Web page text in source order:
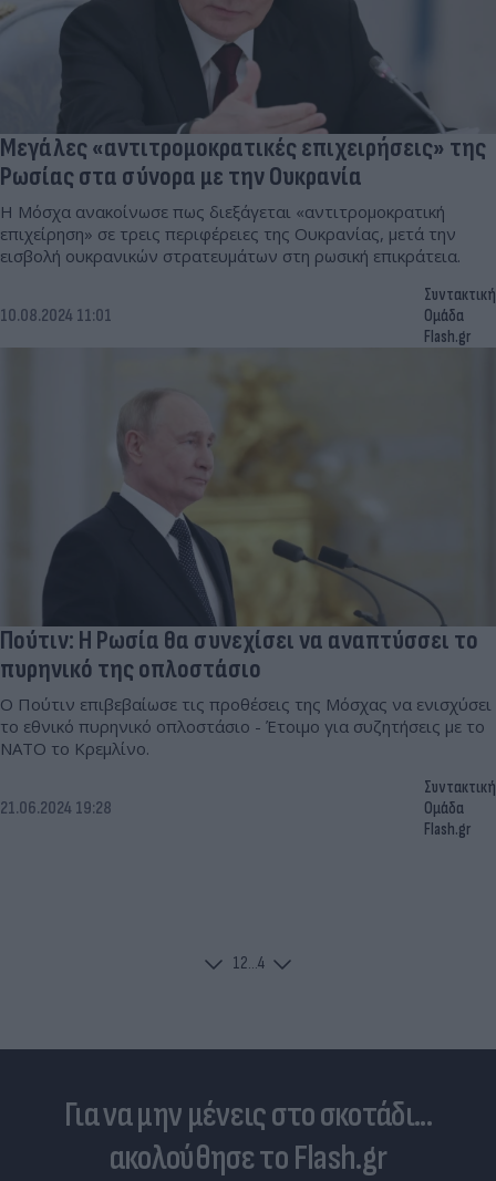
Μεγάλες «αντιτρομοκρατικές επιχειρήσεις» της
Ρωσίας στα σύνορα με την Ουκρανία
Η Μόσχα ανακοίνωσε πως διεξάγεται «αντιτρομοκρατική
επιχείρηση» σε τρεις περιφέρειες της Ουκρανίας, μετά την
εισβολή ουκρανικών στρατευμάτων στη ρωσική επικράτεια.
10.08.2024 11:01
Συντακτική
Ομάδα
Flash.gr
Πούτιν: Η Ρωσία θα συνεχίσει να αναπτύσσει το
πυρηνικό της οπλοστάσιο
Ο Πούτιν επιβεβαίωσε τις προθέσεις της Μόσχας να ενισχύσει
το εθνικό πυρηνικό οπλοστάσιο - Έτοιμο για συζητήσεις με το
NATO το Κρεμλίνο.
21.06.2024 19:28
Συντακτική
Ομάδα
Flash.gr
12...4
Για να μην μένεις στο σκοτάδι...
ακολούθησε το Flash.gr